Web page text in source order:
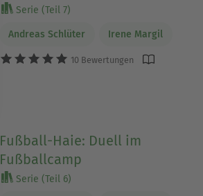
Serie (Teil 7)
Andreas Schlüter Irene Margil
10 Bewertungen
Fußball-Haie: Duell im
Fußballcamp
Serie (Teil 6)